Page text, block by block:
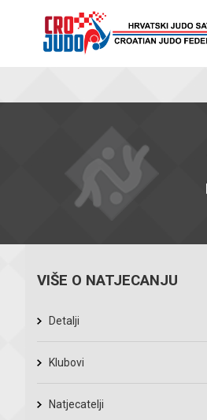
VIŠE O NATJECANJU
Detalji
Klubovi
Natjecatelji